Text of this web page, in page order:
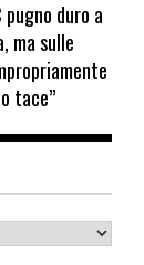
duro a
ma sulle
tace”